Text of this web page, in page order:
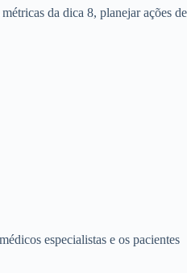
da dica 8, planejar ações de
especialistas e os pacientes